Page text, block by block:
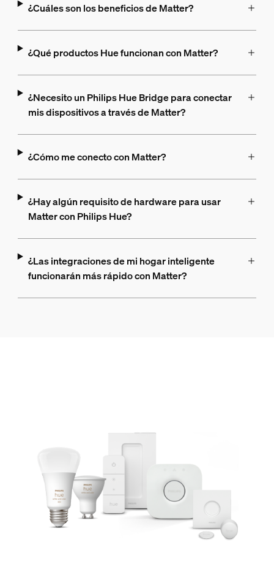
¿Cuáles son los beneficios de Matter?
¿Qué productos Hue funcionan con Matter?
¿Necesito un Philips Hue Bridge para conectar
mis dispositivos a través de Matter?
¿Cómo me conecto con Matter?
¿Hay algún requisito de hardware para usar
Matter con Philips Hue?
¿Las integraciones de mi hogar inteligente
funcionarán más rápido con Matter?